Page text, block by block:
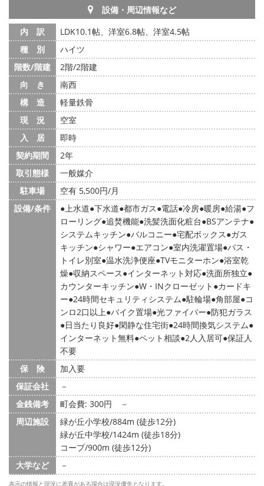
設備・周辺情報など
内 訳
LDK10.1帖、洋室6.8帖、洋室4.5帖
種 別
ハイツ
階数/階建
2階/2階建
向 き
南西
構 造
軽量鉄骨
現 況
空室
入 居
即時
契約期間
2年
取引態様
一般媒介
駐車場
空有 5,500円/月
設備/条件
上水道 下水道 都市ガス 電話 冷房 暖房 給湯 フ
ローリング 追焚機能 洗髪洗面化粧台 BSアンテナ
システムキッチン バルコニー 宅配ボックス ガス
キッチン シャワー エアコン 室内洗濯置場 バス・
トイレ別室 温水洗浄便座 TVモニターホン 浴室乾
燥 収納スペース インターネット対応 洗面所独立
カウンターキッチン W・INクローゼット
カードキ
ー 24時間セキュリティシステム 駐輪場 角部屋 コ
ンロ2口以上 バイク置場 光ファイバー 防犯ガラス
日当たり良好 閑静な住宅街 24時間換気システム
インターネット無料 ペット相談 2人入居可 保証人
不要
保 険
加入要
保証会社
－
金銭備考
町会費: 300円
－
周辺施設
緑が丘小学校/884m (徒歩12分)
緑が丘中学校/1424m (徒歩18分)
コープ/900m (徒歩12分)
大学など
－
表示の情報と現況に差異がある場合は現況優先となります。